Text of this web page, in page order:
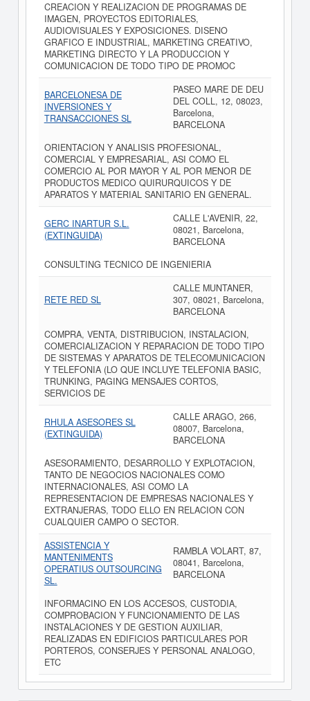
CREACION Y REALIZACION DE PROGRAMAS DE
IMAGEN, PROYECTOS EDITORIALES,
AUDIOVISUALES Y EXPOSICIONES. DISENO
GRAFICO E INDUSTRIAL, MARKETING CREATIVO,
MARKETING DIRECTO Y LA PRODUCCION Y
COMUNICACION DE TODO TIPO DE PROMOC
BARCELONESA DE
INVERSIONES Y
TRANSACCIONES SL
PASEO MARE DE DEU
DEL COLL, 12, 08023,
Barcelona,
BARCELONA
ORIENTACION Y ANALISIS PROFESIONAL,
COMERCIAL Y EMPRESARIAL, ASI COMO EL
COMERCIO AL POR MAYOR Y AL POR MENOR DE
PRODUCTOS MEDICO QUIRURQUICOS Y DE
APARATOS Y MATERIAL SANITARIO EN GENERAL.
GERC INARTUR S.L.
(EXTINGUIDA)
CALLE L'AVENIR, 22,
08021, Barcelona,
BARCELONA
CONSULTING TECNICO DE INGENIERIA
RETE RED SL
CALLE MUNTANER,
307, 08021, Barcelona,
BARCELONA
COMPRA, VENTA, DISTRIBUCION, INSTALACION,
COMERCIALIZACION Y REPARACION DE TODO TIPO
DE SISTEMAS Y APARATOS DE TELECOMUNICACION
Y TELEFONIA (LO QUE INCLUYE TELEFONIA BASIC,
TRUNKING, PAGING MENSAJES CORTOS,
SERVICIOS DE
RHULA ASESORES SL
(EXTINGUIDA)
CALLE ARAGO, 266,
08007, Barcelona,
BARCELONA
ASESORAMIENTO, DESARROLLO Y EXPLOTACION,
TANTO DE NEGOCIOS NACIONALES COMO
INTERNACIONALES, ASI COMO LA
REPRESENTACION DE EMPRESAS NACIONALES Y
EXTRANJERAS, TODO ELLO EN RELACION CON
CUALQUIER CAMPO O SECTOR.
ASSISTENCIA Y
MANTENIMENTS
OPERATIUS OUTSOURCING
SL.
RAMBLA VOLART, 87,
08041, Barcelona,
BARCELONA
INFORMACINO EN LOS ACCESOS, CUSTODIA,
COMPROBACION Y FUNCIONAMIENTO DE LAS
INSTALACIONES Y DE GESTION AUXILIAR,
REALIZADAS EN EDIFICIOS PARTICULARES POR
PORTEROS, CONSERJES Y PERSONAL ANALOGO,
ETC